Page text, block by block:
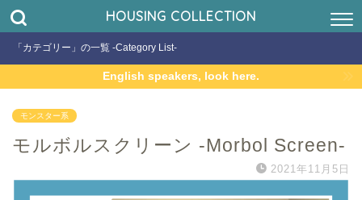
HOUSING COLLECTION
「カテゴリー」の一覧 -Category List-
English speakers, look here.
モンスター系
モルボルスクリーン -Morbol Screen-
2021年11月5日